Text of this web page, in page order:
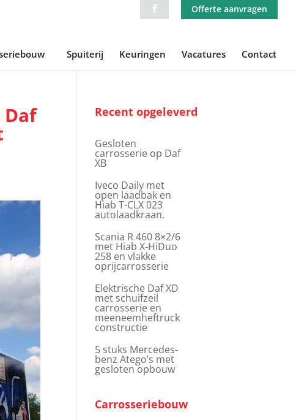
Offerte aanvragen
Spuiterij Keuringen Vacatures Contact
Recent opgeleverd
Gesloten
carrosserie op Daf
XB
Iveco Daily met
open laadbak en
Hiab T-CLX 023
autolaadkraan.
Scania R 460 8×2/6
met Hiab X-HiDuo
258 en vlakke
oprijcarrosserie
Elektrische Daf XD
met schuifzeil
carrosserie en
meeneemheftruck
constructie
5 stuks Mercedes-
benz Atego’s met
gesloten opbouw
Carrosseriebouw